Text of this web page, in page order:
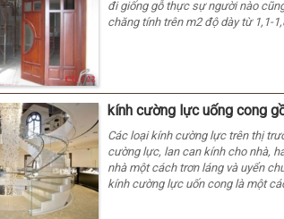
đi giống gỗ thực sự người nào
chăng tính trên m2 độ dày từ 1,1-
kính cường lực uống cong
Các loại kính cường lực trên thị
cường lực, lan can kính cho nhà,
nhà một cách trơn láng và uyển
kính cường lực uốn cong là một